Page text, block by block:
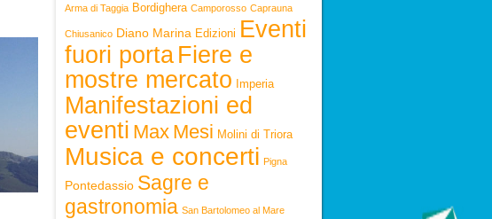
Arma di Taggia Bordighera Camporosso Caprauna
Chiusanico Diano Marina Edizioni Eventi
fuori porta Fiere e
mostre mercato
Imperia
Manifestazioni ed
eventi Max Mesi Molini di Triora
Musica e concerti Pigna
Pontedassio Sagre e
gastronomia San Bartolomeo al Mare